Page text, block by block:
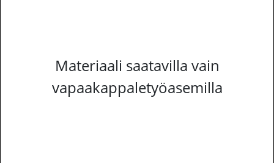
Materiaali saatavilla vain
vapaakappaletyöasemilla